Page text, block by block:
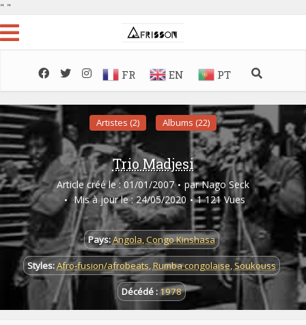
" "
FR EN PT
Artistes (2) Albums (22)
Trio Madjesi
Article créé le : 01/01/2007 par Nago Seck
Mis à jour le : 24/05/2020
1 121 Vues
Pays:Angola,Congo Kinshasa
Styles:Afro-fusion/afrobeats,Rumba congolaise,Soukouss
Décédé :1978